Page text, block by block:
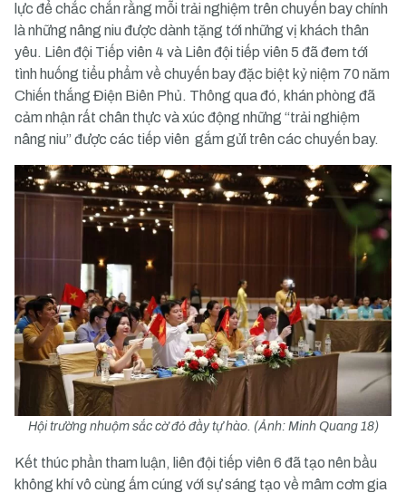
lực để chắc chắn rằng mỗi trải nghiệm trên chuyến bay chính
là những nâng niu được dành tặng tới những vị khách thân
yêu. Liên đội Tiếp viên 4 và Liên đội tiếp viên 5 đã đem tới
tình huống tiểu phẩm về chuyến bay đặc biệt kỷ niệm 70 năm
Chiến thắng Điện Biên Phủ. Thông qua đó, khán phòng đã
cảm nhận rất chân thực và xúc động những “trải nghiệm
nâng niu” được các tiếp viên gắm gửi trên các chuyến bay.
Hội trường nhuộm sắc cờ đỏ đầy tự hào. (Ảnh: Minh Quang 18)
Kết thúc phần tham luận, liên đội tiếp viên 6 đã tạo nên bầu
không khí vô cùng ấm cúng với sự sáng tạo về mâm cơm gia